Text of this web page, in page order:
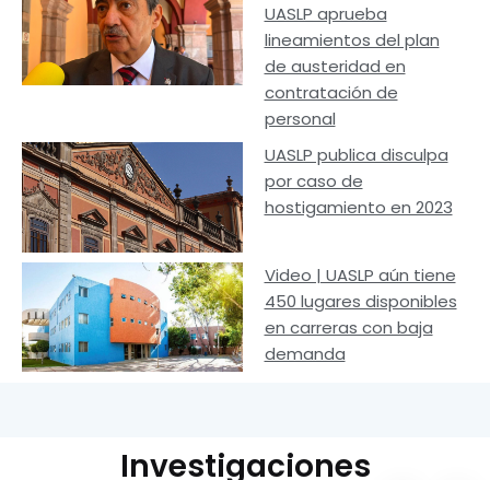
UASLP aprueba
lineamientos del plan
de austeridad en
contratación de
personal
UASLP publica disculpa
por caso de
hostigamiento en 2023
Video | UASLP aún tiene
450 lugares disponibles
en carreras con baja
demanda
Investigaciones